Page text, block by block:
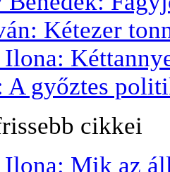
Kétezer
Ilona:
A győztes
cikkei
Mik az